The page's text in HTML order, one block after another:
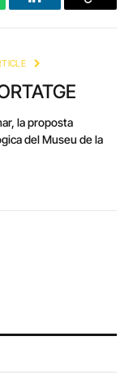
LinkedInCopy
la proposta
del Museu de la